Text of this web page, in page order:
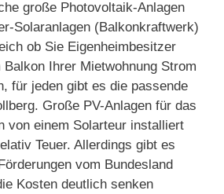
große Photovoltaik-Anlagen
Solaranlagen (Balkonkraftwerk)
ob Sie Eigenheimbesitzer
Ihrer Mietwohnung Strom
für jeden gibt es die passende
Große PV-Anlagen für das
von einem Solarteur installiert
Teuer. Allerdings gibt es
vom Bundesland
Kosten deutlich senken